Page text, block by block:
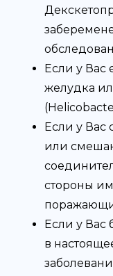
Если у Вас
желудка
Если у Вас
или
стороны
Если у
в